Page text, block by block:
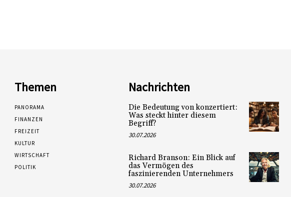
Themen
PANORAMA
FINANZEN
FREIZEIT
KULTUR
WIRTSCHAFT
POLITIK
Nachrichten
Die Bedeutung von konzertiert:
Was steckt hinter diesem
Begriff?
30.07.2026
Richard Branson: Ein Blick auf
das Vermögen des
faszinierenden Unternehmers
30.07.2026